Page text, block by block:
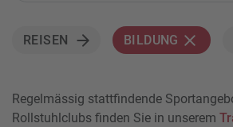
REISEN BILDUNG
Regelmässig stattfindende
Rollstuhlclubs finden Sie in unserem